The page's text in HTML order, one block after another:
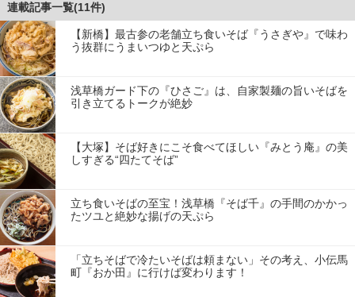
連載記事一覧(11件)
【新橋】最古参の老舗立ち食いそば『うさぎや』で味わ
う抜群にうまいつゆと天ぷら
浅草橋ガード下の『ひさご』は、自家製麺の旨いそばを
引き立てるトークが絶妙
【大塚】そば好きにこそ食べてほしい『みとう庵』の美
しすぎる“四たてそば”
立ち食いそばの至宝！浅草橋『そば千』の手間のかかっ
たツユと絶妙な揚げの天ぷら
「立ちそばで冷たいそばは頼まない」その考え、小伝馬
町『おか田』に行けば変わります！